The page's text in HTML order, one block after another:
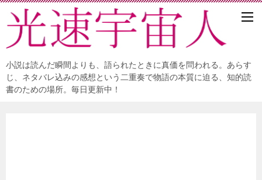
小説は読んだ瞬間よりも、語られたときに真価を問われる。あらす
じ、ネタバレ込みの感想という二重奏で物語の本質に迫る、知的読
書のための場所。毎日更新中！